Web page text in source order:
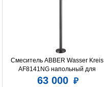
Смеситель ABBER Wasser Kreis
AF8141NG напольный для
раковины, никель
63 000